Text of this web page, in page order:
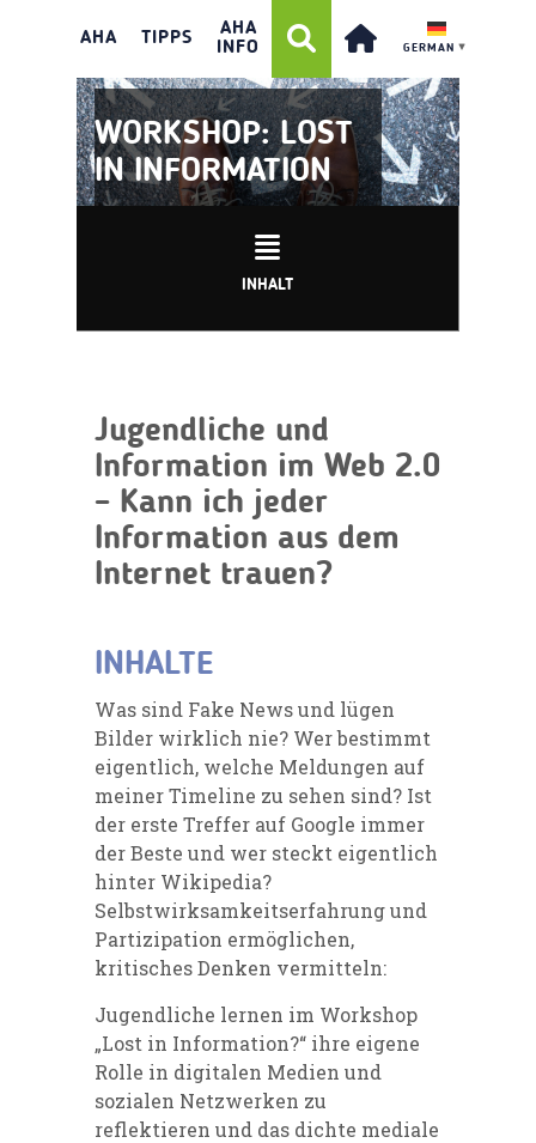
AHA TIPPS
AHA
INFO
GERMAN ▼
WORKSHOP: LOST
IN INFORMATION
INHALT
Jugendliche und
Information im Web 2.0
– Kann ich jeder
Information aus dem
Internet trauen?
INHALTE
Was sind Fake News und lügen
Bilder wirklich nie? Wer bestimmt
eigentlich, welche Meldungen auf
meiner Timeline zu sehen sind? Ist
der erste Treffer auf Google immer
der Beste und wer steckt eigentlich
hinter Wikipedia?
Selbstwirksamkeitserfahrung und
Partizipation ermöglichen,
kritisches Denken vermitteln:
Jugendliche lernen im Workshop
„Lost in Information?“ ihre eigene
Rolle in digitalen Medien und
sozialen Netzwerken zu
reflektieren und das dichte mediale